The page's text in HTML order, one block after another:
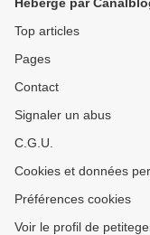
Top articles
Pages
Contact
Signaler un abus
C.G.U.
Cookies et données
Préférences cookies
Voir le profil de